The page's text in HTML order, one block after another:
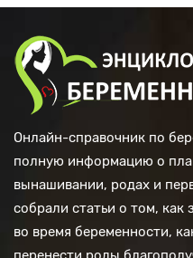
Онлайн-справочник по
полную информацию о
вынашивании, родах и
собрали статьи о том, как
во время беременности,